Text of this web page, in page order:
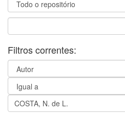
Filtros correntes: